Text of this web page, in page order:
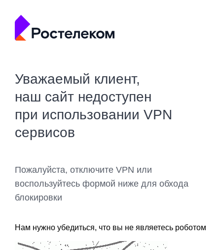
Уважаемый клиент,
наш сайт недоступен
при использовании VPN
сервисов
Пожалуйста, отключите VPN или
воспользуйтесь формой ниже для обхода
блокировки
Нам нужно убедиться, что вы не являетесь роботом